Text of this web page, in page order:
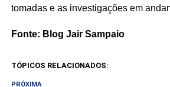
tomadas e as investigações em
Fonte: Blog Jair Sampaio
TÓPICOS RELACIONADOS:
PRÓXIMA